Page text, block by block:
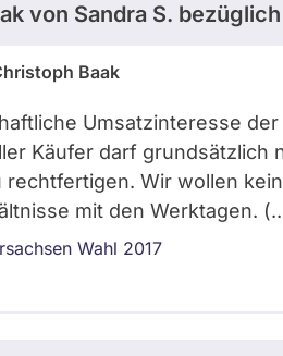
von Sandra S.
Baak
Umsatzinteresse
Käufer darf grundsätzlich
rechtfertigen. Wir wollen
mit den Werktagen.
Wahl 2017